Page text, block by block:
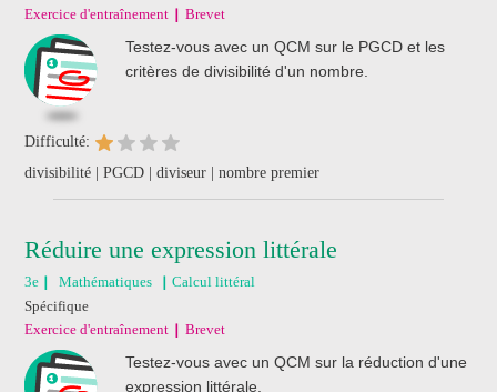
Exercice d'entraînement
Brevet
Testez-vous avec un QCM sur le PGCD et les
critères de divisibilité d'un nombre.
Difficulté:
divisibilité | PGCD | diviseur | nombre premier
Réduire une expression littérale
3e Mathématiques
Calcul littéral
Spécifique
Exercice d'entraînement
Brevet
Testez-vous avec un QCM sur la réduction d'une
expression littérale.